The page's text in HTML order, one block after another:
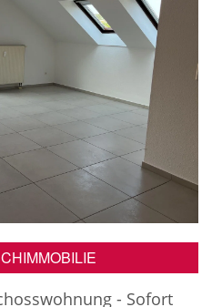
- Sofort